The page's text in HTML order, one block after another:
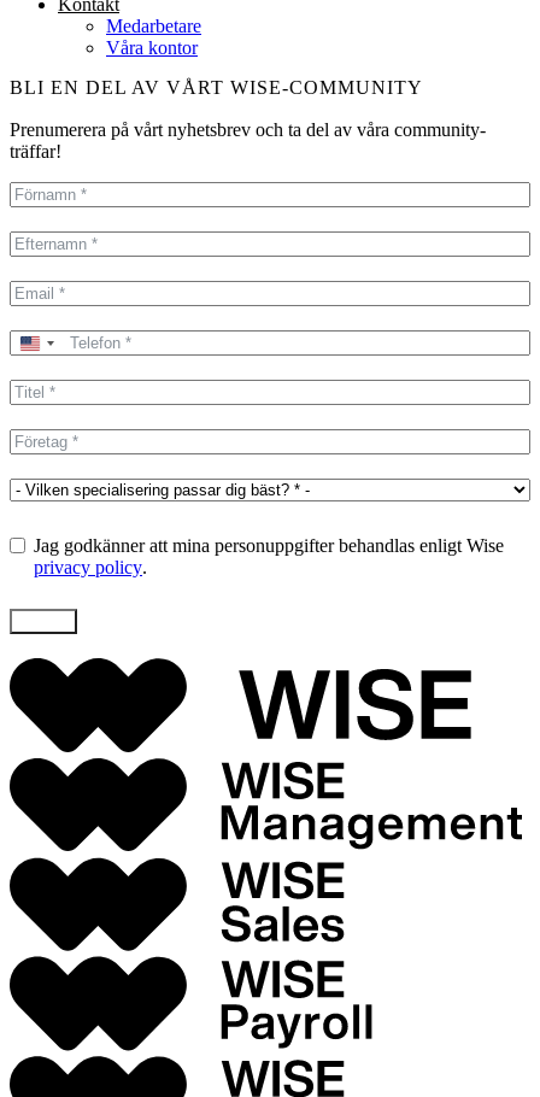
Kontakt
Medarbetare
Våra kontor
BLI EN DEL AV VÅRT WISE-COMMUNITY
Prenumerera på vårt nyhetsbrev och ta del av våra community-
träffar!
United
+1
Jag godkänner att mina personuppgifter behandlas enligt Wise
privacy policy.